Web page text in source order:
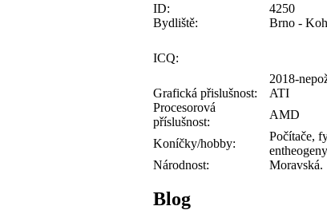
ID:
4250
Bydliště:
Brno -
ICQ:
2018-
Grafická přislušnost:
ATI
Procesorová
příslušnost:
AMD
Koníčky/hobby:
Počítače,
Národnost:
Moravská.
Blog